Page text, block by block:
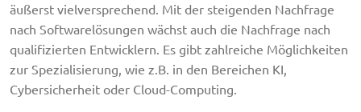
äußerst vielversprechend. Mit der steigenden Nachfrage
nach Softwarelösungen wächst auch die Nachfrage nach
qualifizierten Entwicklern. Es gibt zahlreiche Möglichkeiten
zur Spezialisierung, wie z.B. in den Bereichen KI,
Cybersicherheit oder Cloud-Computing.